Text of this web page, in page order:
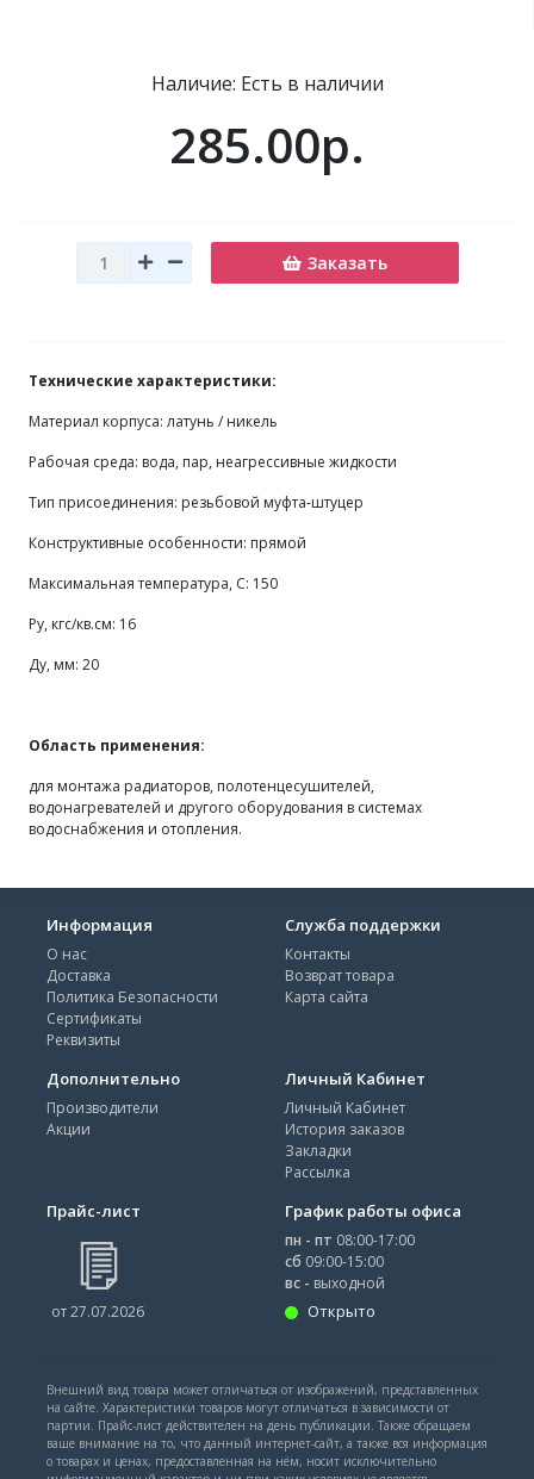
Наличие: Есть в наличии
285.00р.
Заказать
Технические характеристики:
Материал корпуса: латунь / никель
Рабочая среда: вода, пар, неагрессивные жидкости
Тип присоединения: резьбовой муфта-штуцер
Конструктивные особенности: прямой
Максимальная температура, С: 150
Ру, кгс/кв.см: 16
Ду, мм: 20
Область применения:
для монтажа радиаторов, полотенцесушителей,
водонагревателей и другого оборудования в системах
водоснабжения и отопления.
Информация
О нас
Доставка
Политика Безопасности
Сертификаты
Реквизиты
Служба поддержки
Контакты
Возврат товара
Карта сайта
Дополнительно
Производители
Акции
Личный Кабинет
Личный Кабинет
История заказов
Закладки
Рассылка
Прайс-лист
от 27.07.2026
График работы офиса
пн - пт 08:00-17:00
сб 09:00-15:00
вс - выходной
Открыто
Внешний вид товара может отличаться от изображений, представленных
на сайте. Характеристики товаров могут отличаться в зависимости от
партии. Прайс-лист действителен на день публикации. Также обращаем
ваше внимание на то, что данный интернет-сайт, а также вся информация
о товарах и ценах, предоставленная на нём, носит исключительно